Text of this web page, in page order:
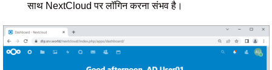
साथ NextCloud पर लॉगिन करना संभव है।